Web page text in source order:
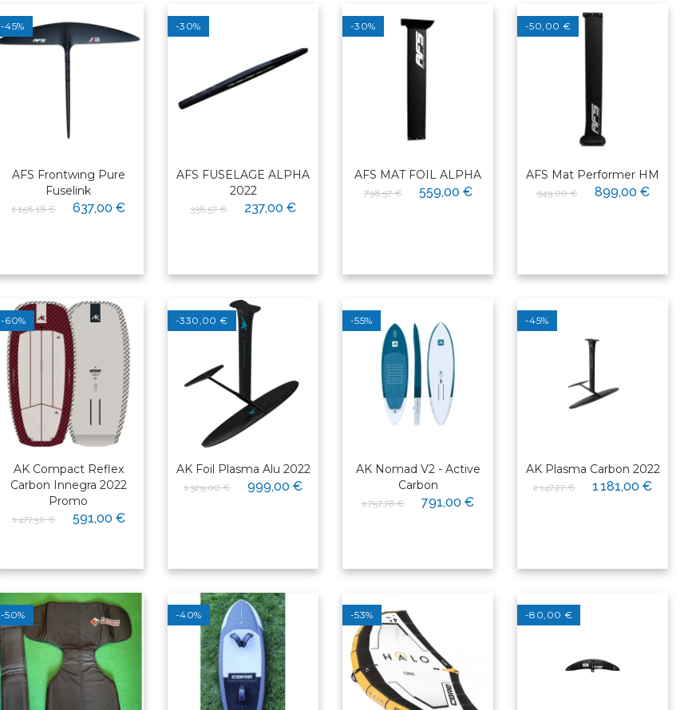
-45%
AFS Frontwing Pure
Fuselink
1 158,18 € 637,00 €
-30%
AFS FUSELAGE ALPHA
2022
338,57 € 237,00 €
-30%
AFS MAT FOIL ALPHA
798,57 € 559,00 €
-50,00 €
AFS Mat Performer HM
949,00 € 899,00 €
-60%
AK Compact Reflex
Carbon Innegra 2022
Promo
1 477,50 € 591,00 €
-330,00 €
AK Foil Plasma Alu 2022
1 329,00 € 999,00 €
-55%
AK Nomad V2 - Active
Carbon
1 757,78 € 791,00 €
-45%
AK Plasma Carbon 2022
2 147,27 € 1 181,00 €
-50% -40% -53% -80,00 €